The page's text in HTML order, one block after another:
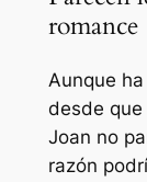
romance
Aunque
desde que
Joan no
razón